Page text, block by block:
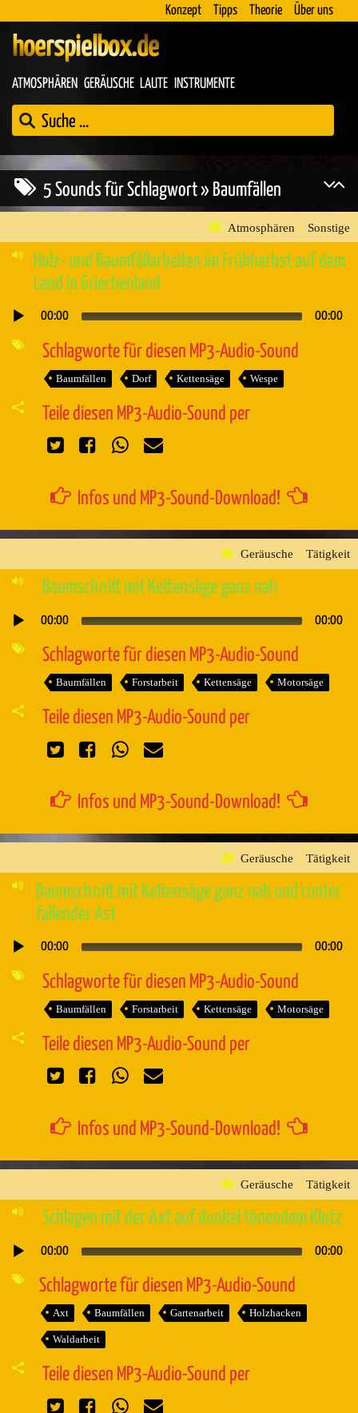
Konzept Tipps Theorie Über uns
hoerspielbox.de
ATMOSPHÄREN GERÄUSCHE LAUTE INSTRUMENTE
5 Sounds für Schlagwort » Baumfällen
Atmosphären » Sonstige
Holz- und Baumfällarbeiten im Frühherbst auf dem
Land in Griechenland
Audio-
00:00 00:00
Schlagworte für diesen MP3-Audio-Sound
Baumfällen Dorf Kettensäge Wespe
Teile diesen MP3-Audio-Sound per
Infos und MP3-Sound-Download!
Geräusche » Tätigkeit
Baumschnitt mit Kettensäge ganz nah
Audio-
00:00 00:00
Schlagworte für diesen MP3-Audio-Sound
Baumfällen Forstarbeit Kettensäge Motorsäge
Teile diesen MP3-Audio-Sound per
Infos und MP3-Sound-Download!
Geräusche » Tätigkeit
Baumschnitt mit Kettensäge ganz nah und runter
fallender Ast
Audio-
00:00 00:00
Schlagworte für diesen MP3-Audio-Sound
Baumfällen Forstarbeit Kettensäge Motorsäge
Teile diesen MP3-Audio-Sound per
Infos und MP3-Sound-Download!
Geräusche » Tätigkeit
Schlagen mit der Axt auf dunkel tönendem Klotz
Audio-
00:00 00:00
Schlagworte für diesen MP3-Audio-Sound
Axt Baumfällen Gartenarbeit Holzhacken
Waldarbeit
Teile diesen MP3-Audio-Sound per